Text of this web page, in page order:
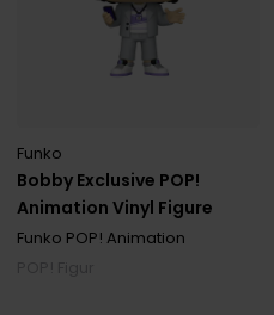
Bobby Exclusive POP!
Animation Vinyl Figure
Funko
Funko POP! Animation